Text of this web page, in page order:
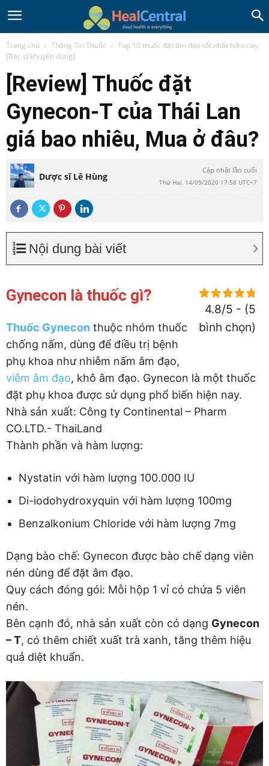
Trang chủ Thông Tin Thuốc
Top 10 thuốc đặt âm đạo tốt nhất hiện nay
[Bác sĩ khuyên dùng]
[Review] Thuốc đặt
Gynecon-T của Thái Lan
giá bao nhiêu, Mua ở đâu?
Dược sĩ Lê Hùng
Cập nhật lần cuối
Thứ Hai, 14/09/2020 17:58 UTC+7
Nội dung bài viết
4.8/5 - (5
bình chọn)
Gynecon là thuốc gì?
Thuốc Gynecon thuộc nhóm thuốc
chống nấm, dùng để điều trị bệnh
phụ khoa như nhiễm nấm âm đạo,
viêm âm đạo, khô âm đạo. Gynecon là một thuốc
đặt phụ khoa được sử dụng phổ biến hiện nay.
Nhà sản xuất: Công ty Continental – Pharm
CO.LTD.- ThaiLand
Thành phần và hàm lượng:
Nystatin với hàm lượng 100.000 IU
Di-iodohydroxyquin với hàm lượng 100mg
Benzalkonium Chloride với hàm lượng 7mg
Dạng bào chế: Gynecon được bào chế dạng viên
nén dùng để đặt âm đạo.
Quy cách đóng gói: Mỗi hộp 1 vỉ có chứa 5 viên
nén.
Bên cạnh đó, nhà sản xuất còn có dạng Gynecon
– T, có thêm chiết xuất trà xanh, tăng thêm hiệu
quả diệt khuẩn.